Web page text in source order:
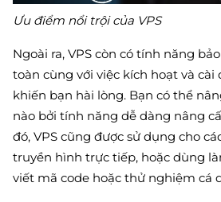
Ưu điểm nổi trội của VPS
Ngoài ra, VPS còn có tính năng
toàn cùng với việc kích hoạt và cài
khiến bạn hài lòng. Bạn có thể
nào bởi tính năng dễ dàng nâng
đó, VPS cũng được sử dụng cho
truyền hình trực tiếp, hoặc dùng
viết mã code hoặc thử nghiệm cá